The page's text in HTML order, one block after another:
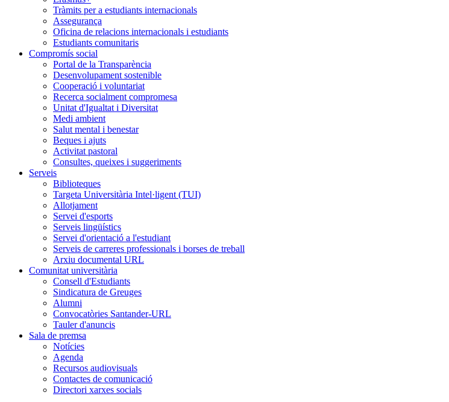
Tràmits per a estudiants internacionals
Assegurança
Oficina de relacions internacionals i estudiants
Estudiants comunitaris
Compromís social
Portal de la Transparència
Desenvolupament sostenible
Cooperació i voluntariat
Recerca socialment compromesa
Unitat d'Igualtat i Diversitat
Medi ambient
Salut mental i benestar
Beques i ajuts
Activitat pastoral
Consultes, queixes i suggeriments
Serveis
Biblioteques
Targeta Universitària Intel·ligent (TUI)
Allotjament
Servei d'esports
Serveis lingüístics
Servei d'orientació a l'estudiant
Serveis de carreres professionals i borses de treball
Arxiu documental URL
Comunitat universitària
Consell d'Estudiants
Sindicatura de Greuges
Alumni
Convocatòries Santander-URL
Tauler d'anuncis
Sala de premsa
Notícies
Agenda
Recursos audiovisuals
Contactes de comunicació
Directori xarxes socials